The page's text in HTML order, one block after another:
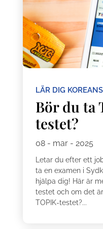
LÄR DIG
Bör du ta
testet?
08 - mar - 2025
Letar du efter ett
ta en examen i
hjälpa dig! Här är
testet och om det
TOPIK-testet?...